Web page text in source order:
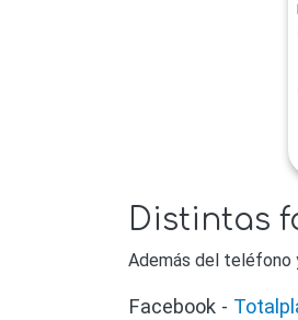
Distintas
Además del teléfono
Facebook -